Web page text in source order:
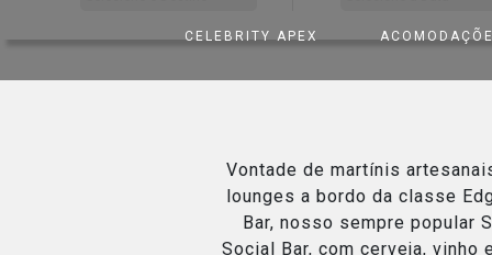
CELEBRITY APEX
Vontade de martínis
lounges a bordo da classe
Bar, nosso sempre popular
Social Bar, com cerveja,